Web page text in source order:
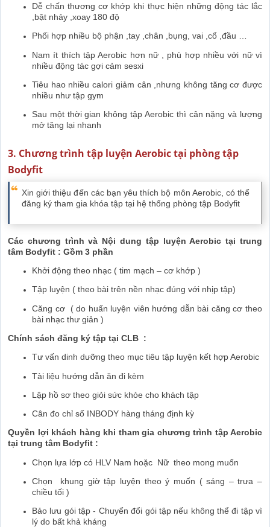
Dễ chấn thương cơ khớp khi thực hiện những động tác lắc
,bật nhảy ,xoay 180 độ
Phối hợp nhiều bộ phận ,tay ,chân ,bụng, vai ,cổ ,đầu …
Nam ít thích tập Aerobic hơn nữ , phù hợp nhiều với nữ vì
nhiều động tác gợi cảm sesxi
Tiêu hao nhiều calori giảm cân ,nhưng không tăng cơ được
nhiều như tập gym
Sau một thời gian không tập Aerobic thì cân nặng và lượng
mở tăng lại nhanh
3. Chương trình tập luyện Aerobic tại phòng tập
Bodyfit
Xin giới thiệu đến các bạn yêu thích bộ môn Aerobic, có thể
đăng ký tham gia khóa tập tại hệ thống phòng tập Bodyfit
Các chương trình và Nội dung tập luyện Aerobic tại trung
tâm Bodyfit : Gồm 3 phần
Khởi động theo nhạc ( tim mạch – cơ khớp )
Tập luyện ( theo bài trên nền nhạc đúng với nhịp tập)
Căng cơ ( do huấn luyện viên hướng dẫn bài căng cơ theo
bài nhạc thư giản )
Chính sách đăng ký tập tại CLB :
Tư vấn dinh dưỡng theo mục tiêu tập luyện kết hợp Aerobic
Tài liệu hướng dẫn ăn đi kèm
Lập hồ sơ theo giỏi sức khỏe cho khách tập
Cân đo chỉ số INBODY hàng tháng định kỳ
Quyền lợi khách hàng khi tham gia chương trình tập Aerobic
tại trung tâm Bodyfit :
Chọn lựa lớp có HLV Nam hoặc Nữ theo mong muốn
Chọn khung giờ tập luyện theo ý muốn ( sáng – trưa –
chiều tối )
Bảo lưu gói tập - Chuyển đổi gói tập nếu không thể đi tập vì
lý do bất khả kháng